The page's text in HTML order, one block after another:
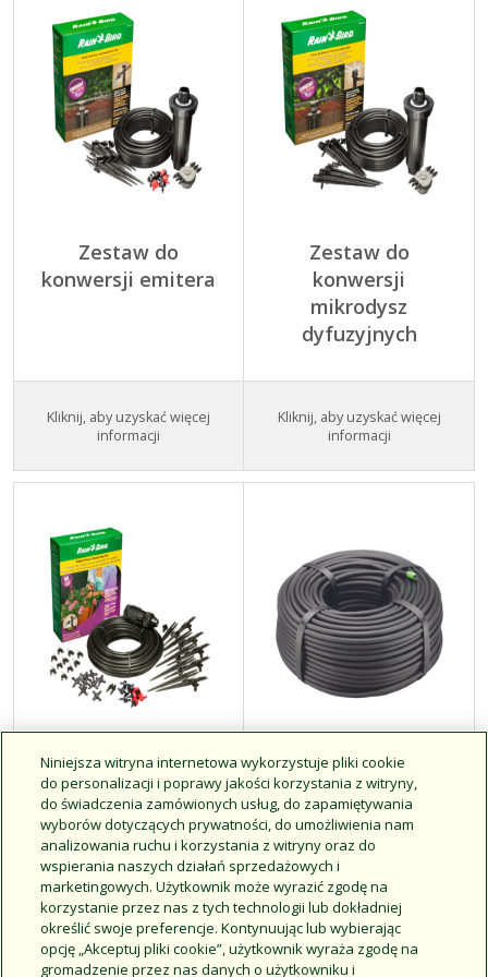
Zestaw do
konwersji emitera
Kliknij, aby uzyskać więcej
informacji
Zestaw do
konwersji
mikrodysz
dyfuzyjnych
Kliknij, aby uzyskać więcej
informacji
Zestaw do
podlewania roślin
na patio
Kliknij, aby uzyskać więcej
informacji
Linia kroplująca
1/4”
Natężenia przepływu 0,8
Rozstaw co 6” lub co 12”
Doskonale sprawdza się
na małych obszarach,
takich jak skrzynie
ogrodowe, ogrody
Niniejsza witryna internetowa wykorzystuje pliki cookie
do personalizacji i poprawy jakości korzystania z witryny,
do świadczenia zamówionych usług, do zapamiętywania
wyborów dotyczących prywatności, do umożliwienia nam
analizowania ruchu i korzystania z witryny oraz do
wspierania naszych działań sprzedażowych i
marketingowych. Użytkownik może wyrazić zgodę na
korzystanie przez nas z tych technologii lub dokładniej
określić swoje preferencje. Kontynuując lub wybierając
opcję „Akceptuj pliki cookie”, użytkownik wyraża zgodę na
gromadzenie przez nas danych o użytkowniku i